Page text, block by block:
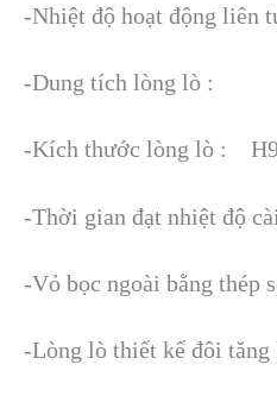
-Nhiệt độ hoạt động liên
-Dung tích lòng
-Kích thước lòng lò :
-Thời gian đạt nhiệt độ
-Vỏ bọc ngoài bằng thép
-Lòng lò thiết kế đôi tăng